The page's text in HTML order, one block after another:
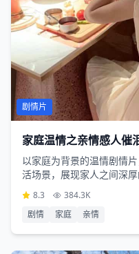
剧情片
家庭温情之亲情感人催
以家庭为背景的温情剧情
活场景，展现家人之间深
8.3 384.3K
剧情
家庭 亲情